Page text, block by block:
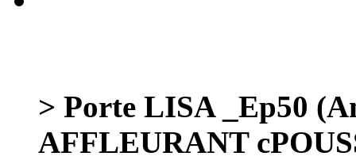
> Porte LISA _Ep50
AFFLEURANT